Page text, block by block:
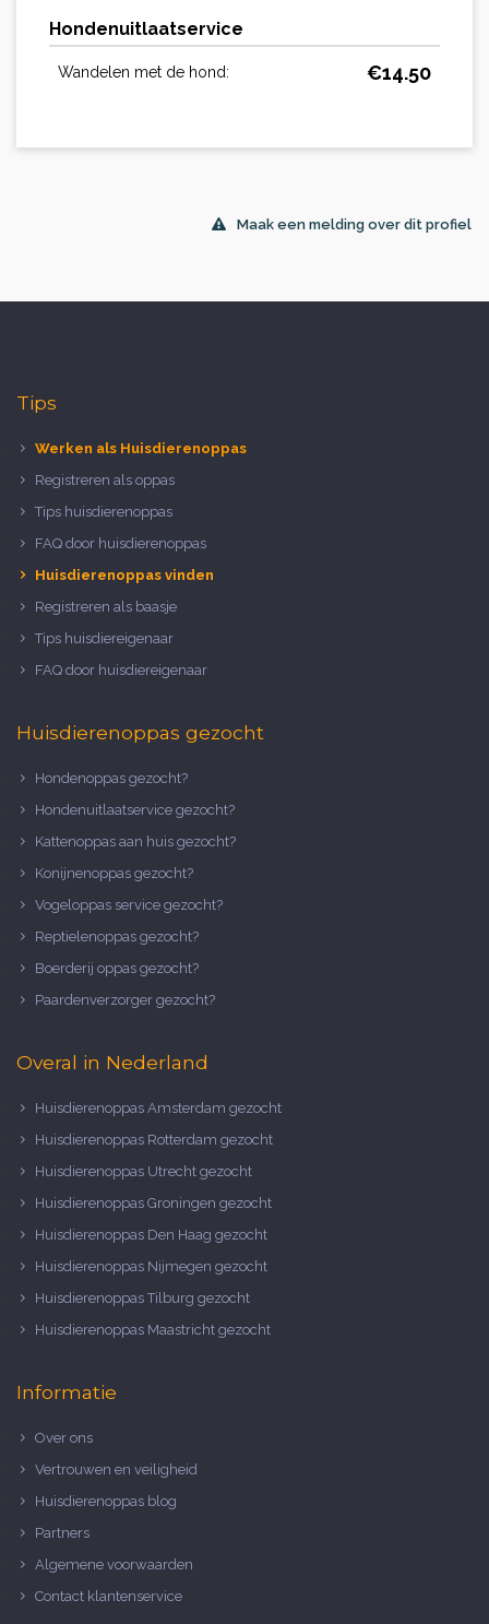
Hondenuitlaatservice
Wandelen met de hond: €14.50
Maak een melding over dit profiel
Tips
Werken als Huisdierenoppas
Registreren als oppas
Tips huisdierenoppas
FAQ door huisdierenoppas
Huisdierenoppas vinden
Registreren als baasje
Tips huisdiereigenaar
FAQ door huisdiereigenaar
Huisdierenoppas gezocht
Hondenoppas gezocht?
Hondenuitlaatservice gezocht?
Kattenoppas aan huis gezocht?
Konijnenoppas gezocht?
Vogeloppas service gezocht?
Reptielenoppas gezocht?
Boerderij oppas gezocht?
Paardenverzorger gezocht?
Overal in Nederland
Huisdierenoppas Amsterdam gezocht
Huisdierenoppas Rotterdam gezocht
Huisdierenoppas Utrecht gezocht
Huisdierenoppas Groningen gezocht
Huisdierenoppas Den Haag gezocht
Huisdierenoppas Nijmegen gezocht
Huisdierenoppas Tilburg gezocht
Huisdierenoppas Maastricht gezocht
Informatie
Over ons
Vertrouwen en veiligheid
Huisdierenoppas blog
Partners
Algemene voorwaarden
Contact klantenservice